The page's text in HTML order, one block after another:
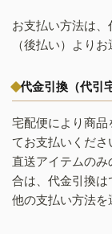
お支払い方法は
（後払い）より
代金引換（代引
宅配便により商品
てお支払いくださ
直送アイテムの
合は、代金引換は
他の支払い方法を